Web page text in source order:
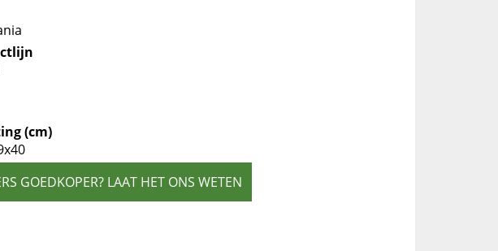
(cm)
GOEDKOPER? LAAT HET ONS WETEN